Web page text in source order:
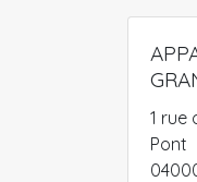
1 rue
Pont